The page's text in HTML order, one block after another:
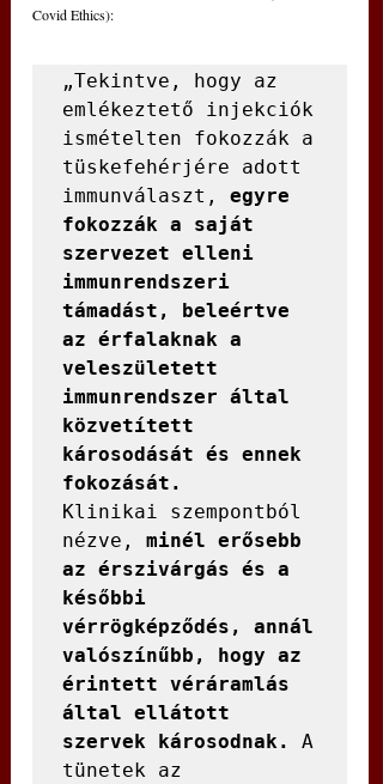
Covid Ethics):
„Tekintve, hogy az
emlékeztető injekciók
ismételten fokozzák a
tüskefehérjére adott
immunválaszt, egyre
fokozzák a saját
szervezet elleni
immunrendszeri
támadást, beleértve
az érfalaknak a
veleszületett
immunrendszer által
közvetített
károsodását és ennek
fokozását.
Klinikai szempontból
nézve, minél erősebb
az érszivárgás és a
későbbi
vérrögképződés, annál
valószínűbb, hogy az
érintett véráramlás
által ellátott
szervek károsodnak.
A
tünetek az